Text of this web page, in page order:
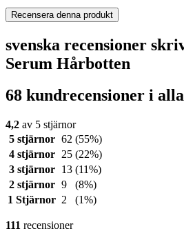
Recensera denna produkt
svenska recensioner
Serum Hårbotten
68 kundrecensioner i
4,2 av 5 stjärnor
5 stjärnor 62 (55%)
4 stjärnor
25 (22%)
3 stjärnor
13 (11%)
2 stjärnor 9
(8%)
1 Stjärnor 2 (1%)
111 recensioner